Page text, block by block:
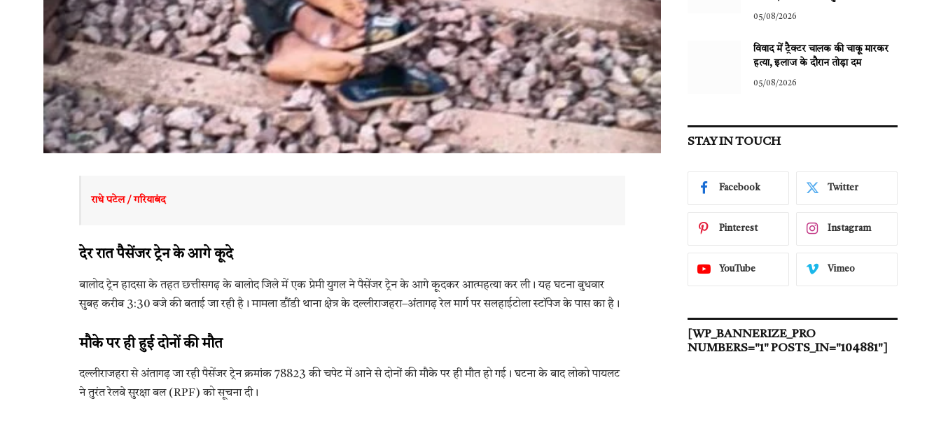
राधे पटेल / गरियाबंद
देर रात पैसेंजर ट्रेन के आगे कूदे
बालोद ट्रेन हादसा के तहत छत्तीसगढ़ के बालोद जिले में एक प्रेमी युगल ने पैसेंजर ट्रेन के आगे कूदकर आत्महत्या कर ली। यह घटना बुधवार
सुबह करीब 3:30 बजे की बताई जा रही है। मामला डौंडी थाना क्षेत्र के दल्लीराजहरा–अंतागढ़ रेल मार्ग पर सलहाईटोला स्टॉपेज के पास का है।
मौके पर ही हुई दोनों की मौत
दल्लीराजहरा से अंतागढ़ जा रही पैसेंजर ट्रेन क्रमांक 78823 की चपेट में आने से दोनों की मौके पर ही मौत हो गई। घटना के बाद लोको पायलट
ने तुरंत रेलवे सुरक्षा बल (RPF) को सूचना दी।
05/08/2026
विवाद में ट्रैक्टर चालक की चाकू मारकर
हत्या, इलाज के दौरान तोड़ा दम
05/08/2026
STAY IN TOUCH
Facebook Twitter
Pinterest Instagram
YouTube Vimeo
[WP_BANNERIZE_PRO
NUMBERS="1" POSTS_IN="104881"]